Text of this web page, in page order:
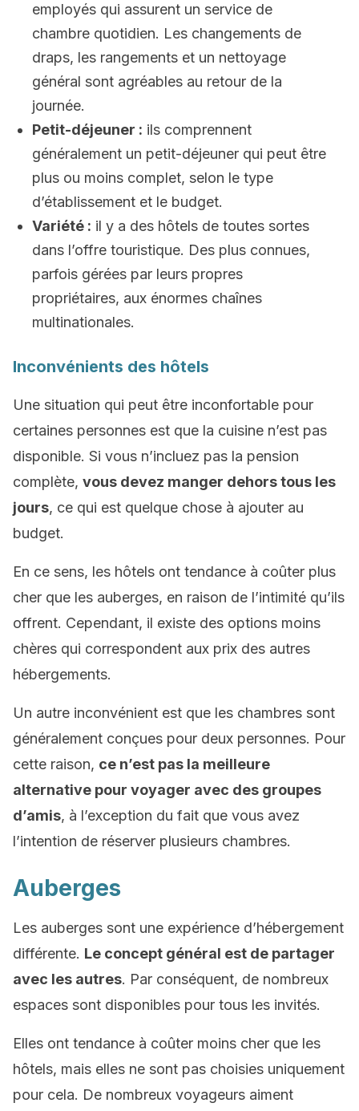
employés qui assurent un service de
chambre quotidien. Les changements de
draps, les rangements et un nettoyage
général sont agréables au retour de la
journée.
Petit-déjeuner : ils comprennent
généralement un petit-déjeuner qui peut être
plus ou moins complet, selon le type
d’établissement et le budget.
Variété : il y a des hôtels de toutes sortes
dans l’offre touristique. Des plus connues,
parfois gérées par leurs propres
propriétaires, aux énormes chaînes
multinationales.
Inconvénients des hôtels
Une situation qui peut être inconfortable pour
certaines personnes est que la cuisine n’est pas
disponible. Si vous n’incluez pas la pension
complète, vous devez manger dehors tous les
jours, ce qui est quelque chose à ajouter au
budget.
En ce sens, les hôtels ont tendance à coûter plus
cher que les auberges, en raison de l’intimité qu’ils
offrent. Cependant, il existe des options moins
chères qui correspondent aux prix des autres
hébergements.
Un autre inconvénient est que les chambres sont
généralement conçues pour deux personnes. Pour
cette raison, ce n’est pas la meilleure
alternative pour voyager avec des groupes
d’amis, à l’exception du fait que vous avez
l’intention de réserver plusieurs chambres.
Auberges
Les auberges sont une expérience d’hébergement
différente. Le concept général est de partager
avec les autres. Par conséquent, de nombreux
espaces sont disponibles pour tous les invités.
Elles ont tendance à coûter moins cher que les
hôtels, mais elles ne sont pas choisies uniquement
pour cela. De nombreux voyageurs aiment